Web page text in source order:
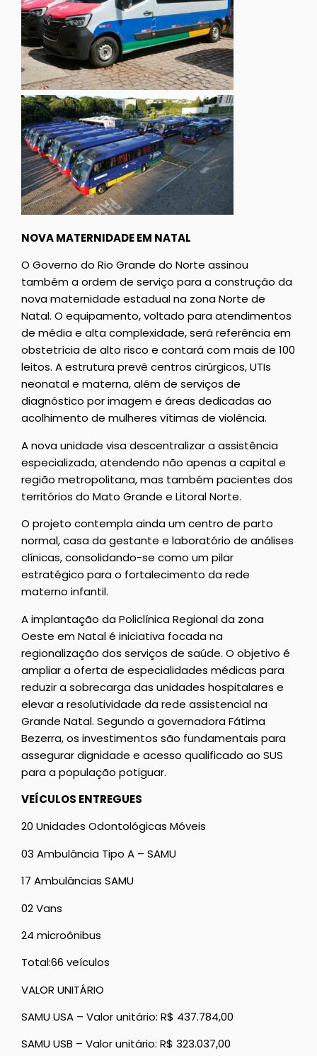
NOVA MATERNIDADE EM NATAL
O Governo do Rio Grande do Norte assinou
também a ordem de serviço para a construção da
nova maternidade estadual na zona Norte de
Natal. O equipamento, voltado para atendimentos
de média e alta complexidade, será referência em
obstetrícia de alto risco e contará com mais de 100
leitos. A estrutura prevê centros cirúrgicos, UTIs
neonatal e materna, além de serviços de
diagnóstico por imagem e áreas dedicadas ao
acolhimento de mulheres vítimas de violência.
A nova unidade visa descentralizar a assistência
especializada, atendendo não apenas a capital e
região metropolitana, mas também pacientes dos
territórios do Mato Grande e Litoral Norte.
O projeto contempla ainda um centro de parto
normal, casa da gestante e laboratório de análises
clínicas, consolidando-se como um pilar
estratégico para o fortalecimento da rede
materno infantil.
A implantação da Policlínica Regional da zona
Oeste em Natal é iniciativa focada na
regionalização dos serviços de saúde. O objetivo é
ampliar a oferta de especialidades médicas para
reduzir a sobrecarga das unidades hospitalares e
elevar a resolutividade da rede assistencial na
Grande Natal. Segundo a governadora Fátima
Bezerra, os investimentos são fundamentais para
assegurar dignidade e acesso qualificado ao SUS
para a população potiguar.
VEÍCULOS ENTREGUES
20 Unidades Odontológicas Móveis
03 Ambulância Tipo A – SAMU
17 Ambulâncias SAMU
02 Vans
24 microônibus
Total:66 veículos
VALOR UNITÁRIO
SAMU USA – Valor unitário: R$ 437.784,00
SAMU USB – Valor unitário: R$ 323.037,00